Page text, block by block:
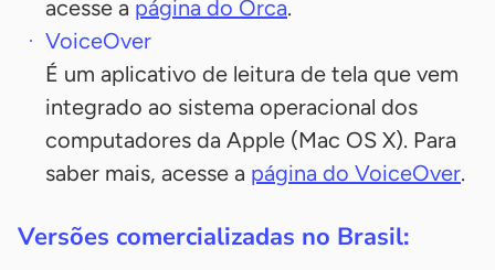
acesse a página do Orca.
VoiceOver
É um aplicativo de leitura de tela que vem
integrado ao sistema operacional dos
computadores da Apple (Mac OS X). Para
saber mais, acesse a página do VoiceOver.
Versões comercializadas no Brasil: